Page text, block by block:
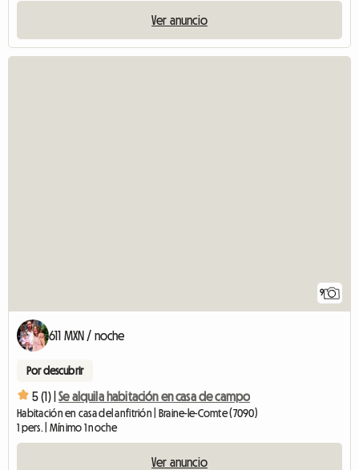
Ver anuncio
9
611 MXN / noche
Por descubrir
5 (1) | Se alquila habitación en casa de campo
Habitación en casa del anfitrión | Braine-le-Comte (7090)
1 pers. | Mínimo 1 noche
Ver anuncio